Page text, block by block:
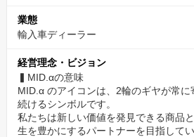
業態
輸入車ディーラー
経営理念・ビジョン
▍MID.αの意味
MID.α のアイコンは、2輪のギヤが常に
続けるシンボルです。
私たちは新しい価値を発見できる商品
生を豊かにするパートナーを目指してい